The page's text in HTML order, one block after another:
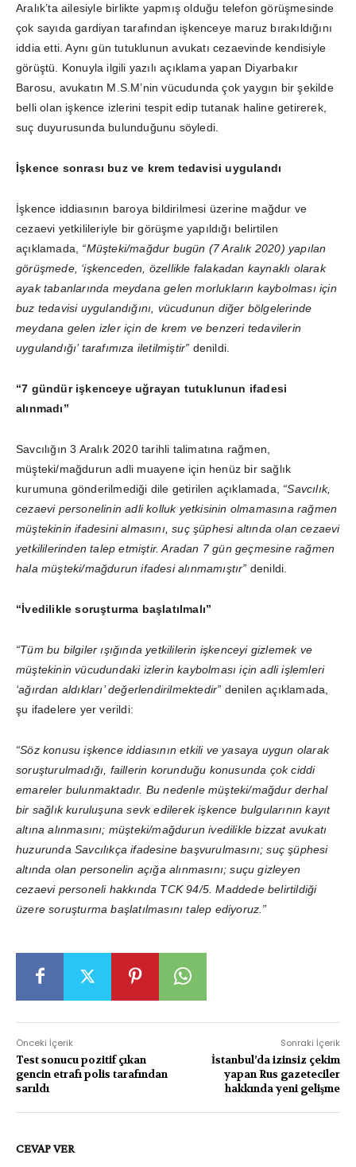
Aralık’ta ailesiyle birlikte yapmış olduğu telefon görüşmesinde
çok sayıda gardiyan tarafından işkenceye maruz bırakıldığını
iddia etti. Aynı gün tutuklunun avukatı cezaevinde kendisiyle
görüştü. Konuyla ilgili yazılı açıklama yapan Diyarbakır
Barosu, avukatın M.S.M’nin vücudunda çok yaygın bir şekilde
belli olan işkence izlerini tespit edip tutanak haline getirerek,
suç duyurusunda bulunduğunu söyledi.
İşkence sonrası buz ve krem tedavisi uygulandı
İşkence iddiasının baroya bildirilmesi üzerine mağdur ve
cezaevi yetkilileriyle bir görüşme yapıldığı belirtilen
açıklamada, “Müşteki/mağdur bugün (7 Aralık 2020) yapılan
görüşmede, ‘işkenceden, özellikle falakadan kaynaklı olarak
ayak tabanlarında meydana gelen morlukların kaybolması için
buz tedavisi uygulandığını, vücudunun diğer bölgelerinde
meydana gelen izler için de krem ve benzeri tedavilerin
uygulandığı’ tarafımıza iletilmiştir” denildi.
“7 gündür işkenceye uğrayan tutuklunun ifadesi
alınmadı”
Savcılığın 3 Aralık 2020 tarihli talimatına rağmen,
müşteki/mağdurun adli muayene için henüz bir sağlık
kurumuna gönderilmediği dile getirilen açıklamada, “Savcılık,
cezaevi personelinin adli kolluk yetkisinin olmamasına rağmen
müştekinin ifadesini almasını, suç şüphesi altında olan cezaevi
yetkililerinden talep etmiştir. Aradan 7 gün geçmesine rağmen
hala müşteki/mağdurun ifadesi alınmamıştır” denildi.
“İvedilikle soruşturma başlatılmalı”
“Tüm bu bilgiler ışığında yetkililerin işkenceyi gizlemek ve
müştekinin vücudundaki izlerin kaybolması için adli işlemleri
‘ağırdan aldıkları’ değerlendirilmektedir” denilen açıklamada,
şu ifadelere yer verildi:
“Söz konusu işkence iddiasının etkili ve yasaya uygun olarak
soruşturulmadığı, faillerin korunduğu konusunda çok ciddi
emareler bulunmaktadır. Bu nedenle müşteki/mağdur derhal
bir sağlık kuruluşuna sevk edilerek işkence bulgularının kayıt
altına alınmasını; müşteki/mağdurun ivedilikle bizzat avukatı
huzurunda Savcılıkça ifadesine başvurulmasını; suç şüphesi
altında olan personelin açığa alınmasını; suçu gizleyen
cezaevi personeli hakkında TCK 94/5. Maddede belirtildiği
üzere soruşturma başlatılmasını talep ediyoruz.”
Önceki İçerik
Test sonucu pozitif çıkan
gencin etrafı polis tarafından
sarıldı
Sonraki İçerik
İstanbul’da izinsiz çekim
yapan Rus gazeteciler
hakkında yeni gelişme
CEVAP VER